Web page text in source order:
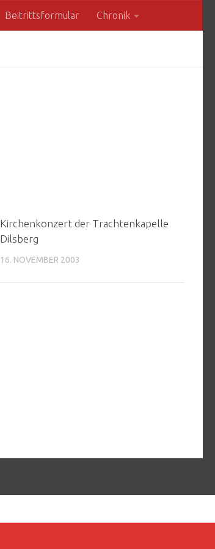
Beitrittsformular Chronik
Kirchenkonzert der Trachtenkapelle
Dilsberg
16. NOVEMBER 2003